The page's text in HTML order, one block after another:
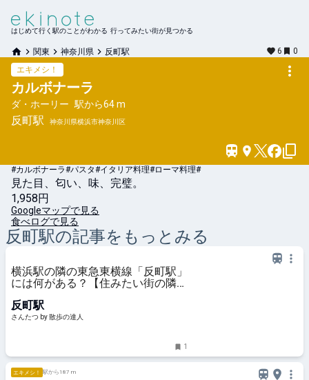
はじめて行く駅のことがわかる 行ってみたい街が見つかる
関東 神奈川県 反町駅 6
0
エキメシ！
カルボナーラ
ダ・ホーリー 駅から64 m
反町駅 神奈川県横浜市神奈川区
#カルボナーラ#パスタ#イタリア料理#ローマ料理#
見た目、匂い、味、完璧。
1,958円
Googleマップで見る
食べログで見る
反町駅の記事をもっとみる
横浜駅の隣の東急東横線「反町駅」
には何がある？【住みたい街の隣も
の達人
反町駅
さんたつ by 散歩の達人
1
エキメシ！ 駅から187 m